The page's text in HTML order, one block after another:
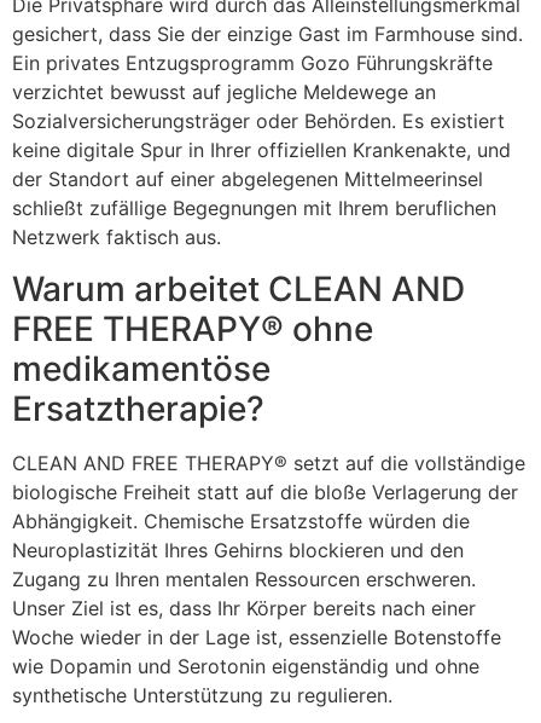
Die Privatsphäre wird durch das Alleinstellungsmerkmal
gesichert, dass Sie der einzige Gast im Farmhouse sind.
Ein privates Entzugsprogramm Gozo Führungskräfte
verzichtet bewusst auf jegliche Meldewege an
Sozialversicherungsträger oder Behörden. Es existiert
keine digitale Spur in Ihrer offiziellen Krankenakte, und
der Standort auf einer abgelegenen Mittelmeerinsel
schließt zufällige Begegnungen mit Ihrem beruflichen
Netzwerk faktisch aus.
Warum arbeitet CLEAN AND
FREE THERAPY® ohne
medikamentöse
Ersatztherapie?
CLEAN AND FREE THERAPY® setzt auf die vollständige
biologische Freiheit statt auf die bloße Verlagerung der
Abhängigkeit. Chemische Ersatzstoffe würden die
Neuroplastizität Ihres Gehirns blockieren und den
Zugang zu Ihren mentalen Ressourcen erschweren.
Unser Ziel ist es, dass Ihr Körper bereits nach einer
Woche wieder in der Lage ist, essenzielle Botenstoffe
wie Dopamin und Serotonin eigenständig und ohne
synthetische Unterstützung zu regulieren.